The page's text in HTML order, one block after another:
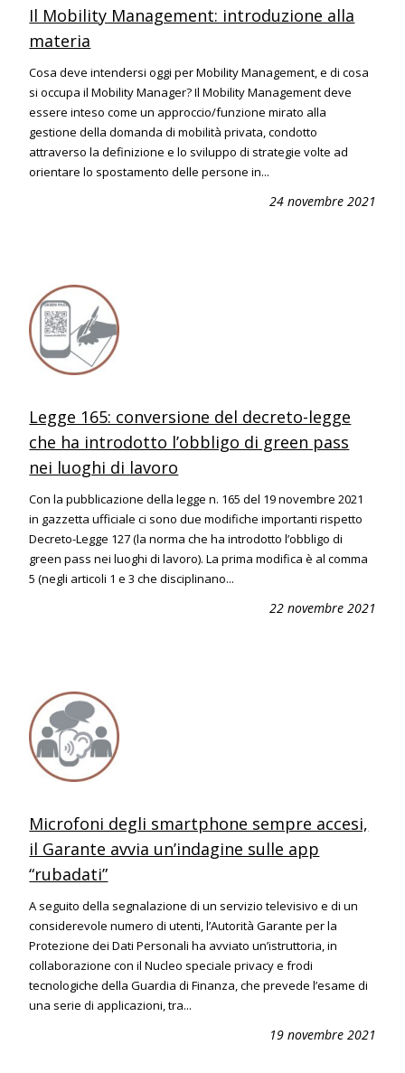
Il Mobility Management: introduzione alla
materia
Cosa deve intendersi oggi per Mobility Management, e di cosa
si occupa il Mobility Manager? Il Mobility Management deve
essere inteso come un approccio/funzione mirato alla
gestione della domanda di mobilità privata, condotto
attraverso la definizione e lo sviluppo di strategie volte ad
orientare lo spostamento delle persone in...
24 novembre 2021
Legge 165: conversione del decreto-legge
che ha introdotto l’obbligo di green pass
nei luoghi di lavoro
Con la pubblicazione della legge n. 165 del 19 novembre 2021
in gazzetta ufficiale ci sono due modifiche importanti rispetto
Decreto-Legge 127 (la norma che ha introdotto l’obbligo di
green pass nei luoghi di lavoro). La prima modifica è al comma
5 (negli articoli 1 e 3 che disciplinano...
22 novembre 2021
Microfoni degli smartphone sempre accesi,
il Garante avvia un’indagine sulle app
“rubadati”
A seguito della segnalazione di un servizio televisivo e di un
considerevole numero di utenti, l’Autorità Garante per la
Protezione dei Dati Personali ha avviato un’istruttoria, in
collaborazione con il Nucleo speciale privacy e frodi
tecnologiche della Guardia di Finanza, che prevede l’esame di
una serie di applicazioni, tra...
19 novembre 2021